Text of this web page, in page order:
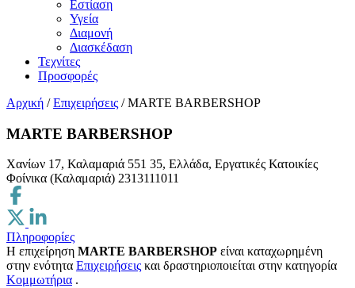
Εστίαση
Υγεία
Διαμονή
Διασκέδαση
Τεχνίτες
Προσφορές
Αρχική / Επιχειρήσεις / MARTE BARBERSHOP
MARTE BARBERSHOP
Χανίων 17, Καλαμαριά 551 35, Ελλάδα, Εργατικές Κατοικίες
Φοίνικα (Καλαμαριά) 2313111011
Πληροφορίες
Η επιχείρηση MARTE BARBERSHOP είναι καταχωρημένη
στην ενότητα Επιχειρήσεις και δραστηριοποιείται στην κατηγορία
Κομμωτήρια .